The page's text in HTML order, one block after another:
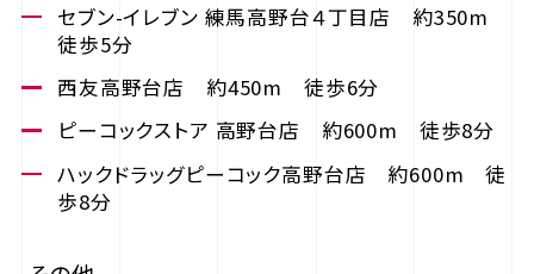
セブン-イレブン 練馬高野台４丁目店 約350m
徒歩5分
西友高野台店 約450m 徒歩6分
ピーコックストア 高野台店 約600m 徒歩8分
ハックドラッグピーコック高野台店 約600m 徒
歩8分